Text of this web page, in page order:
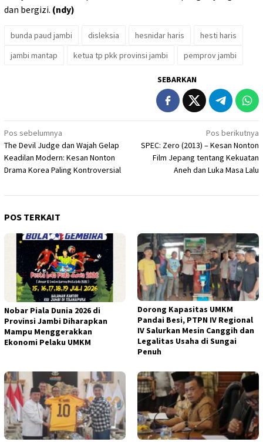
dan bergizi. (ndy)
bunda paud jambi disleksia hesnidar haris
hesti haris
jambi mantap
ketua tp pkk provinsi jambi pemprov jambi
SEBARKAN
Navigasi
pos
Pos sebelumnya
The Devil Judge dan Wajah Gelap
Keadilan Modern: Kesan Nonton
Drama Korea Paling Kontroversial
Pos berikutnya
SPEC: Zero (2013) – Kesan Nonton
Film Jepang tentang Kekuatan
Aneh dan Luka Masa Lalu
POS TERKAIT
Nobar Piala Dunia 2026 di
Provinsi Jambi Diharapkan
Mampu Menggerakkan
Ekonomi Pelaku UMKM
Dorong Kapasitas UMKM
Pandai Besi, PTPN IV Regional
IV Salurkan Mesin Canggih dan
Legalitas Usaha di Sungai
Penuh